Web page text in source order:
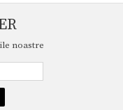
noastre